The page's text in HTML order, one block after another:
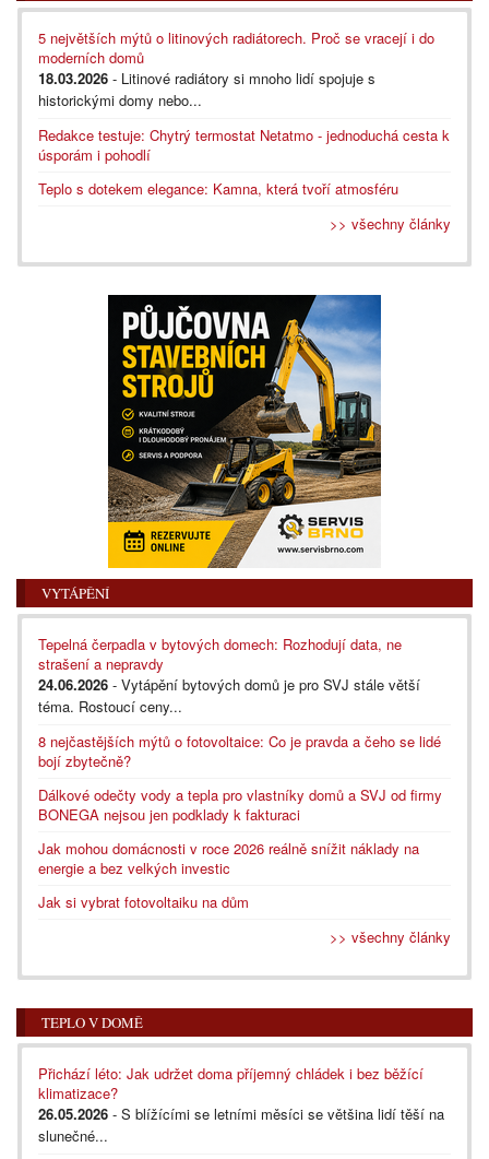
5 největších mýtů o litinových radiátorech. Proč se vracejí i do
moderních domů
18.03.2026 - Litinové radiátory si mnoho lidí spojuje s
historickými domy nebo...
Redakce testuje: Chytrý termostat Netatmo - jednoduchá cesta k
úsporám i pohodlí
Teplo s dotekem elegance: Kamna, která tvoří atmosféru
>> všechny články
VYTÁPĚNÍ
Tepelná čerpadla v bytových domech: Rozhodují data, ne
strašení a nepravdy
24.06.2026 - Vytápění bytových domů je pro SVJ stále větší
téma. Rostoucí ceny...
8 nejčastějších mýtů o fotovoltaice: Co je pravda a čeho se lidé
bojí zbytečně?
Dálkové odečty vody a tepla pro vlastníky domů a SVJ od firmy
BONEGA nejsou jen podklady k fakturaci
Jak mohou domácnosti v roce 2026 reálně snížit náklady na
energie a bez velkých investic
Jak si vybrat fotovoltaiku na dům
>> všechny články
TEPLO V DOMĚ
Přichází léto: Jak udržet doma příjemný chládek i bez běžící
klimatizace?
26.05.2026 - S blížícími se letními měsíci se většina lidí těší na
slunečné...